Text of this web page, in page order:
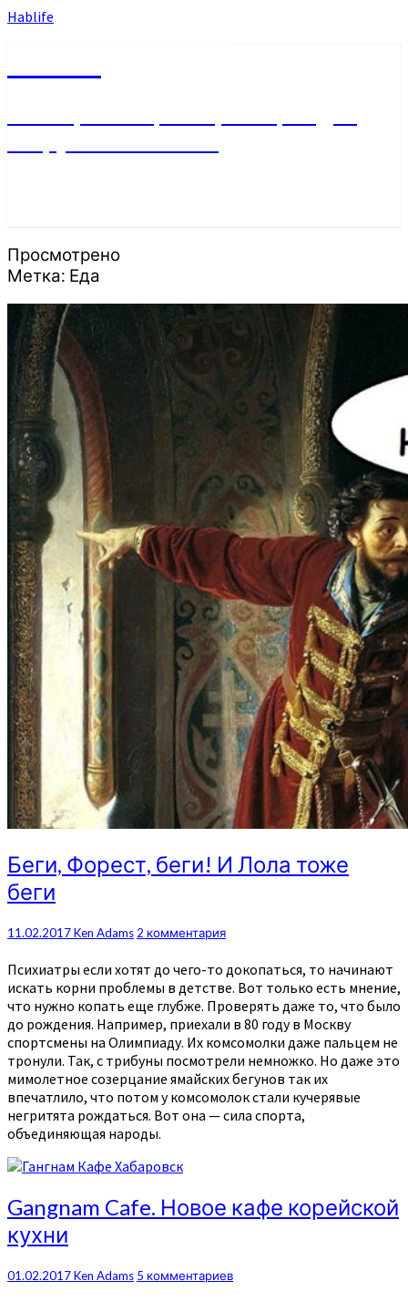
Hablife
Просмотрено
Метка: Еда
Беги,
Форест,
беги!
Лола
беги
Беги, Форест, беги! И Лола тоже
беги
11.02.2017Ken Adams Комментарии
2 комментария
Психиатры если хотят до чего-то докопаться, то начинают
искать корни проблемы в детстве. Вот только есть мнение,
что нужно копать еще глубже. Проверять даже то, что было
до рождения. Например, приехали в 80 году в Москву
спортсмены на Олимпиаду. Их комсомолки даже пальцем не
тронули. Так, с трибуны посмотрели немножко. Но даже это
мимолетное созерцание ямайских бегунов так их
впечатлило, что потом у комсомолок стали кучерявые
негритята рождаться. Вот она — сила спорта,
объединяющая народы.
Gangnam
Cafe.
Новое
корейской
Gangnam Cafe. Новое кафе корейской
кухни
01.02.2017Ken Adams Комментарии
5 комментариев